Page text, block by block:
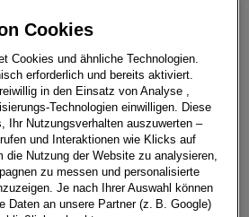
die Welt
führenden
Cookies
Cookies und ähnliche Technologien.
erforderlich und bereits aktiviert.
in den Einsatz von Analyse ,
Technologien einwilligen. Diese
Ihr Nutzungsverhalten auszuwerten –
und Interaktionen wie Klicks auf
die Nutzung der Website zu analysieren,
zu messen und personalisierte
Je nach Ihrer Auswahl können
Daten an unsere Partner (z. B. Google)